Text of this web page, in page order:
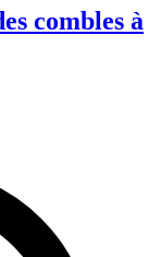
combles à